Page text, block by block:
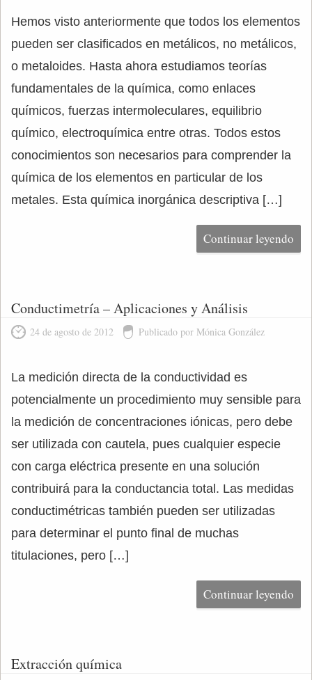
Hemos visto anteriormente que todos los elementos
pueden ser clasificados en metálicos, no metálicos,
o metaloides. Hasta ahora estudiamos teorías
fundamentales de la química, como enlaces
químicos, fuerzas intermoleculares, equilibrio
químico, electroquímica entre otras. Todos estos
conocimientos son necesarios para comprender la
química de los elementos en particular de los
metales. Esta química inorgánica descriptiva […]
Continuar leyendo
Conductimetría – Aplicaciones y Análisis
24 de agosto de 2012 Publicado por Mónica González
La medición directa de la conductividad es
potencialmente un procedimiento muy sensible para
la medición de concentraciones iónicas, pero debe
ser utilizada con cautela, pues cualquier especie
con carga eléctrica presente en una solución
contribuirá para la conductancia total. Las medidas
conductimétricas también pueden ser utilizadas
para determinar el punto final de muchas
titulaciones, pero […]
Continuar leyendo
Extracción química